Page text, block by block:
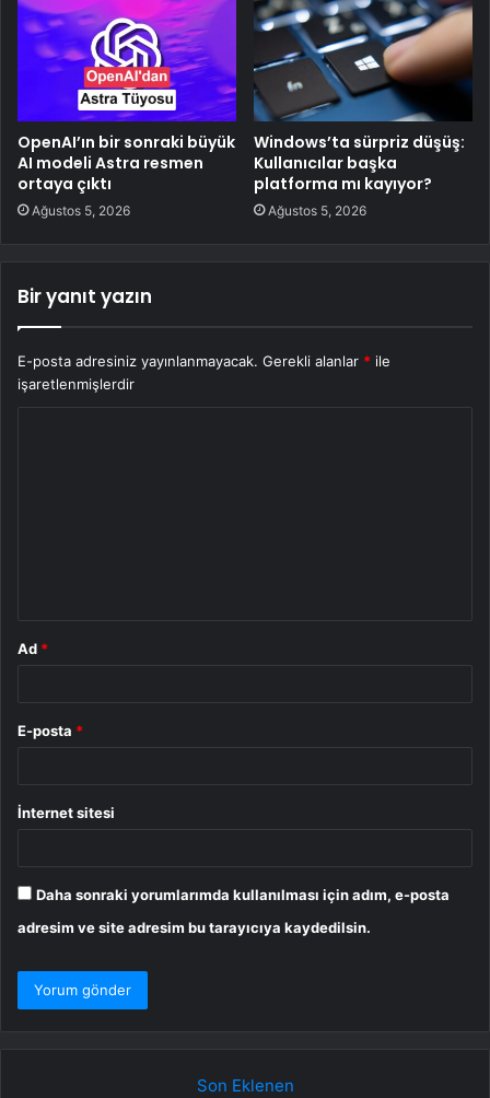
OpenAI’ın bir sonraki büyük
AI modeli Astra resmen
ortaya çıktı
Ağustos 5, 2026
Windows’ta sürpriz düşüş:
Kullanıcılar başka
platforma mı kayıyor?
Ağustos 5, 2026
Bir yanıt yazın
E-posta adresiniz yayınlanmayacak. Gerekli alanlar * ile
işaretlenmişlerdir
Ad *
E-posta *
İnternet sitesi
Daha sonraki yorumlarımda kullanılması için adım, e-posta
adresim ve site adresim bu tarayıcıya kaydedilsin.
Son Eklenen